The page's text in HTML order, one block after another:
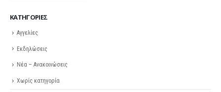
KΑΤΗΓΟΡΊΕΣ
Αγγελίες
Εκδηλώσεις
Νέα – Ανακοινώσεις
Χωρίς κατηγορία